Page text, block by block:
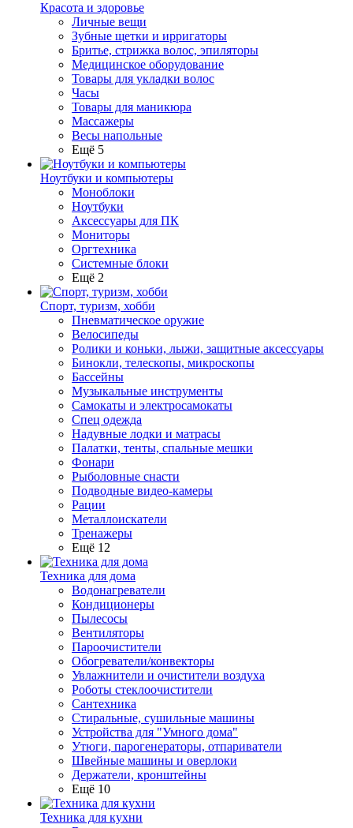
Красота и здоровье
Личные вещи
Зубные щетки и ирригаторы
Бритье, стрижка волос, эпиляторы
Медицинское оборудование
Товары для укладки волос
Часы
Товары для маникюра
Массажеры
Весы напольные
Ещё 5
Ноутбуки и компьютеры
Моноблоки
Ноутбуки
Аксессуары для ПК
Мониторы
Оргтехника
Системные блоки
Ещё 2
Спорт, туризм, хобби
Пневматическое оружие
Велосипеды
Ролики и коньки, лыжи, защитные аксессуары
Бинокли, телескопы, микроскопы
Бассейны
Музыкальные инструменты
Самокаты и электросамокаты
Спец одежда
Надувные лодки и матрасы
Палатки, тенты, спальные мешки
Фонари
Рыболовные снасти
Подводные видео-камеры
Рации
Металлоискатели
Тренажеры
Ещё 12
Техника для дома
Водонагреватели
Кондиционеры
Пылесосы
Вентиляторы
Пароочистители
Обогреватели/конвекторы
Увлажнители и очистители воздуха
Роботы стеклоочистители
Сантехника
Стиральные, сушильные машины
Устройства для "Умного дома"
Утюги, парогенераторы, отпариватели
Швейные машины и оверлоки
Держатели, кронштейны
Ещё 10
Техника для кухни